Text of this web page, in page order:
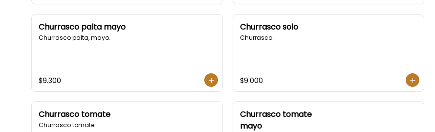
Churrasco palta mayo
Churrasco palta, mayo.
$9.300
Churrasco solo
Churrasco.
$9.000
Churrasco tomate
Churrasco tomate.
Churrasco tomate
mayo